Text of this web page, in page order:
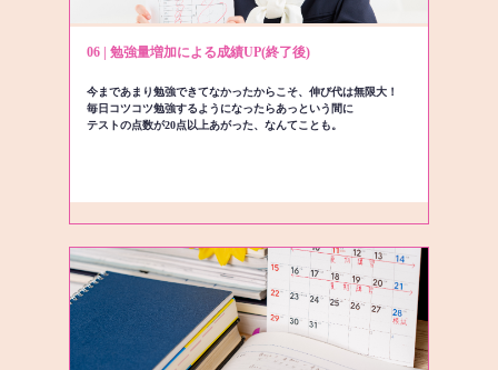
06 | 勉強量増加による成績UP(終了後)
今まであまり勉強できてなかったからこそ、伸び代は無限大！
毎日コツコツ勉強するようになったらあっという間に
テストの点数が20点以上あがった、なんてことも。